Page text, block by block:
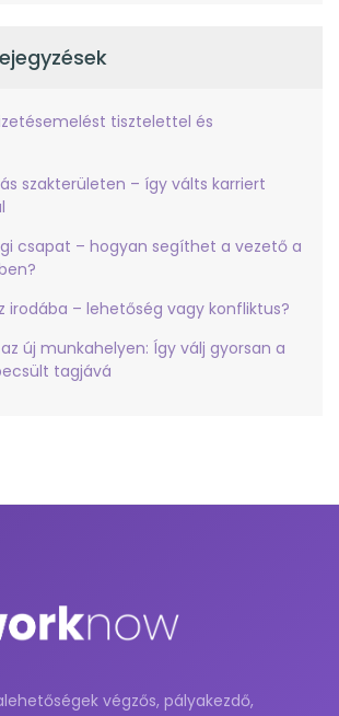
tisztelettel és
szakterületen – így válts karriert
csapat – hogyan segíthet a vezető a
irodába – lehetőség vagy konfliktus?
új munkahelyen: Így válj gyorsan a
tagjává
végzős, pályakezdő,